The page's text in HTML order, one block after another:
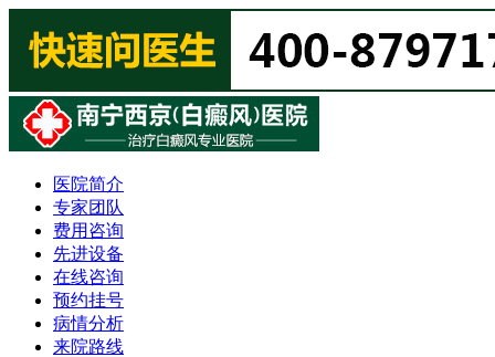
医院简介
专家团队
费用咨询
先进设备
在线咨询
预约挂号
病情分析
来院路线